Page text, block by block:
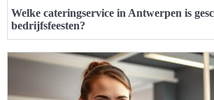
Welke cateringservice in Antwerpen is
bedrijfsfeesten?